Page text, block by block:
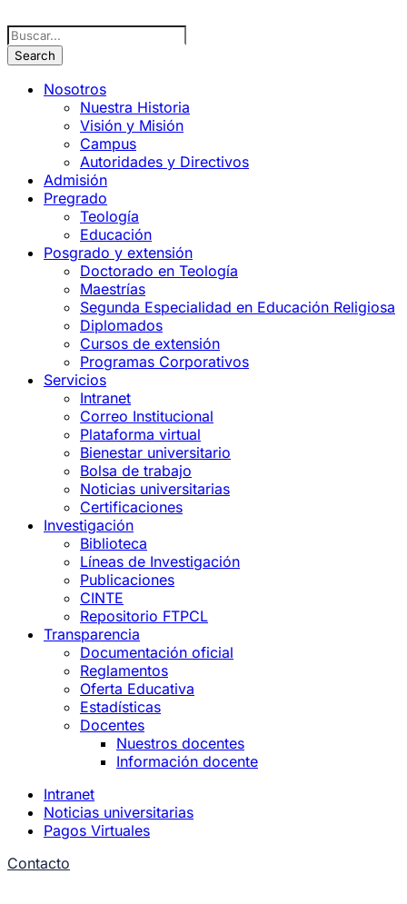
Nosotros
Nuestra Historia
Visión y Misión
Campus
Autoridades y Directivos
Admisión
Pregrado
Teología
Educación
Posgrado y extensión
Doctorado en Teología
Maestrías
Segunda Especialidad en Educación Religiosa
Diplomados
Cursos de extensión
Programas Corporativos
Servicios
Intranet
Correo Institucional
Plataforma virtual
Bienestar universitario
Bolsa de trabajo
Noticias universitarias
Certificaciones
Investigación
Biblioteca
Líneas de Investigación
Publicaciones
CINTE
Repositorio FTPCL
Transparencia
Documentación oficial
Reglamentos
Oferta Educativa
Estadísticas
Docentes
Nuestros docentes
Información docente
Intranet
Noticias universitarias
Pagos Virtuales
Contacto